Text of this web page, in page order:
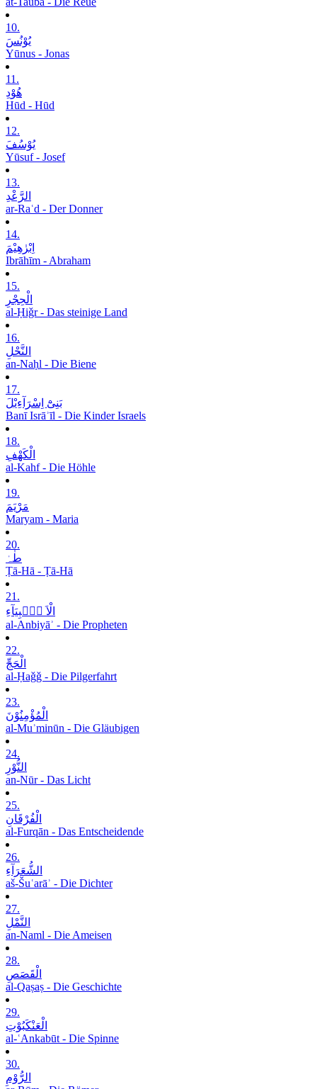
10.
یُوْنُسَ
Yūnus - Jonas
11.
ھُوْدِ
Hūd - Hūd
12.
یُوْسُفَ
Yūsuf - Josef
13.
الرَّعْدِ
ar-Raʿd - Der Donner
14.
اِبْرٰھِیْمَ
Ibrāhīm - Abraham
15.
الْحِجْرِ
al-Ḥiǧr - Das steinige Land
16.
النَّحْلِ
an-Naḥl - Die Biene
17.
بَنِیْٓ اِسْرَآءِیْلَ
Banī Isrāʾīl - Die Kinder Israels
18.
الْکَھْفِ
al-Kahf - Die Höhle
19.
مَرْیَمَ
Maryam - Maria
20.
طٰہٰ
Ṭā-Hā - Ṭā-Hā
21.
الْاَ نۡۢبِیَآءِ
al-Anbiyāʾ - Die Propheten
22.
الْحَجِّ
al-Ḥaǧǧ - Die Pilgerfahrt
23.
الْمُؤْمِنُوْنَ
al-Muʾminūn - Die Gläubigen
24.
النُّوْرِ
an-Nūr - Das Licht
25.
الْفُرْقَانِ
al-Furqān - Das Entscheidende
26.
الشُّعَرَآءِ
aš-Šuʿarāʾ - Die Dichter
27.
النَّمْلِ
an-Naml - Die Ameisen
28.
الْقَصَصِ
al-Qaṣaṣ - Die Geschichte
29.
الْعَنْکَبُوْتِ
al-ʿAnkabūt - Die Spinne
30.
الرُّوْمِ